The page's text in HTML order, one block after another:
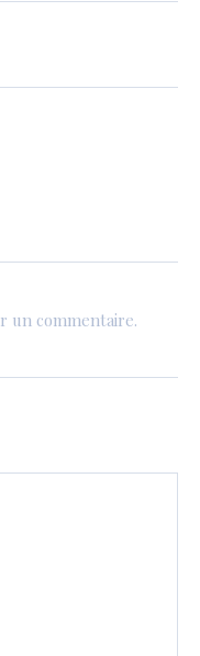
un commentaire.